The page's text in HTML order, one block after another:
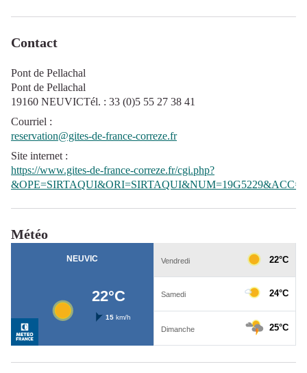
Contact
Pont de Pellachal
Pont de Pellachal
19160 NEUVICTél. : 33 (0)5 55 27 38 41
Courriel :
reservation@gites-de-france-correze.fr
Site internet :
https://www.gites-de-france-correze.fr/cgi.php?
Météo